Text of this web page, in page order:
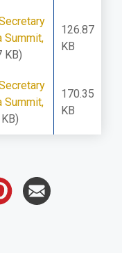
Summit,
KB)
126.87
KB
Summit,
170.35
KB